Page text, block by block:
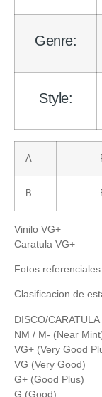
Genre:
Style:
A
B
Vinilo VG+
Caratula VG+
Fotos referenciales
Clasificacion de
DISCO/CARATULA
NM / M- (Near
VG+ (Very Good
VG (Very Good)
G+ (Good Plus)
G (Good)